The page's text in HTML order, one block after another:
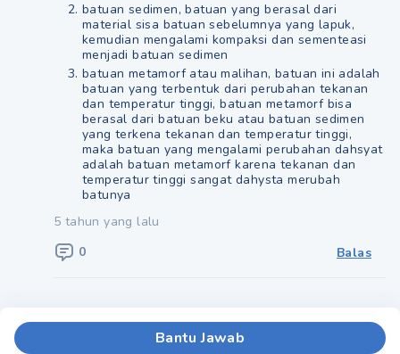
batuan sedimen, batuan yang berasal dari
material sisa batuan sebelumnya yang lapuk,
kemudian mengalami kompaksi dan sementeasi
menjadi batuan sedimen
batuan metamorf atau malihan, batuan ini adalah
batuan yang terbentuk dari perubahan tekanan
dan temperatur tinggi, batuan metamorf bisa
berasal dari batuan beku atau batuan sedimen
yang terkena tekanan dan temperatur tinggi,
maka batuan yang mengalami perubahan dahsyat
adalah batuan metamorf karena tekanan dan
temperatur tinggi sangat dahysta merubah
batunya
5 tahun yang lalu
0
Balas
Bantu Jawab